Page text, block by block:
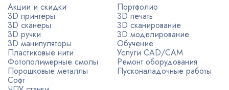
Акции и скидки
3D принтеры
3D сканеры
3D ручки
3D манипуляторы
Пластиковые нити
Фотополимерные смолы
Порошковые металлы
Софт
Портфолио
3D печать
3D сканирование
3D моделирование
Обучение
Услуги CAD/CAM
Ремонт оборудования
Пусконаладочные работы